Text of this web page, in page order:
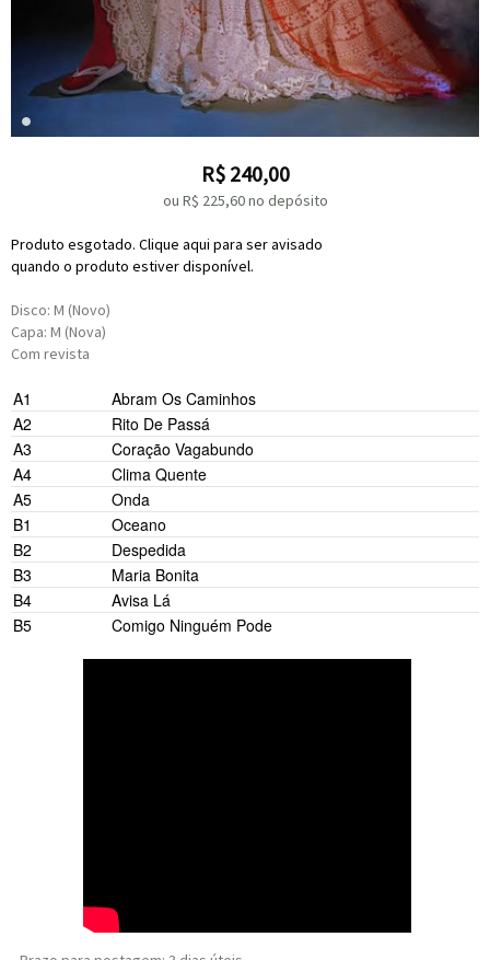
R$ 240,00
ou R$ 225,60no depósito
Produto esgotado. Clique aqui para ser avisado
quando o produto estiver disponível.
Disco: M (Novo)
Capa: M (Nova)
Com revista
A1
Abram Os Caminhos
A2
Rito De Passá
A3
Coração Vagabundo
A4
Clima Quente
A5
Onda
B1
Oceano
B2
Despedida
B3
Maria Bonita
B4
Avisa Lá
B5
Comigo Ninguém Pode